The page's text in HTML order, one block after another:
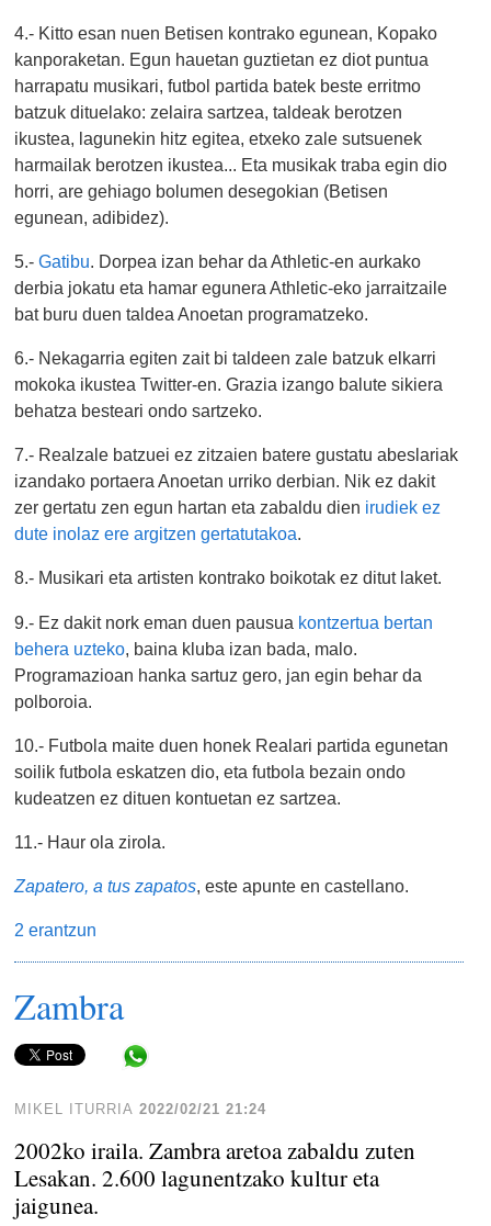
4.- Kitto esan nuen Betisen kontrako egunean, Kopako
kanporaketan. Egun hauetan guztietan ez diot puntua
harrapatu musikari, futbol partida batek beste erritmo
batzuk dituelako: zelaira sartzea, taldeak berotzen
ikustea, lagunekin hitz egitea, etxeko zale sutsuenek
harmailak berotzen ikustea... Eta musikak traba egin dio
horri, are gehiago bolumen desegokian (Betisen
egunean, adibidez).
5.-Gatibu. Dorpea izan behar da Athletic-en aurkako
derbia jokatu eta hamar egunera Athletic-eko jarraitzaile
bat buru duen taldea Anoetan programatzeko.
6.- Nekagarria egiten zait bi taldeen zale batzuk elkarri
mokoka ikustea Twitter-en. Grazia izango balute sikiera
behatza besteari ondo sartzeko.
7.- Realzale batzuei ez zitzaien batere gustatu abeslariak
izandako portaera Anoetan urriko derbian. Nik ez dakit
zer gertatu zen egun hartan eta zabaldu dien irudiek ez
dute inolaz ere argitzen gertatutakoa.
8.- Musikari eta artisten kontrako boikotak ez ditut laket.
9.- Ez dakit nork eman duen pausua kontzertua bertan
behera uzteko , baina kluba izan bada, malo.
Programazioan hanka sartuz gero, jan egin behar da
polboroia.
10.- Futbola maite duen honek Realari partida egunetan
soilik futbola eskatzen dio, eta futbola bezain ondo
kudeatzen ez dituen kontuetan ez sartzea.
11.- Haur ola zirola.
Zapatero, a tus zapatos, este apunte en castellano.
2 erantzun
Zambra
MIKEL ITURRIA 2022/02/21 21:24
2002ko iraila. Zambra aretoa zabaldu zuten
Lesakan. 2.600 lagunentzako kultur eta
jaigunea.